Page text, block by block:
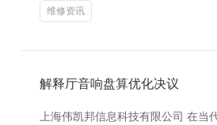
维修资讯
解释厅音响盘算优化决议
上海伟凯邦信息科技有限公司 在当